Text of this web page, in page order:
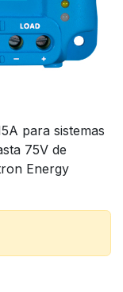
para sistemas
75V de
Energy